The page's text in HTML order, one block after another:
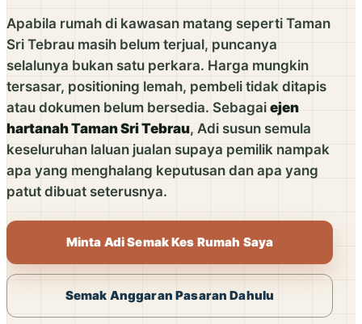
Apabila rumah di kawasan matang seperti Taman
Sri Tebrau masih belum terjual, puncanya
selalunya bukan satu perkara. Harga mungkin
tersasar, positioning lemah, pembeli tidak ditapis
atau dokumen belum bersedia. Sebagai ejen
hartanah Taman Sri Tebrau, Adi susun semula
keseluruhan laluan jualan supaya pemilik nampak
apa yang menghalang keputusan dan apa yang
patut dibuat seterusnya.
Minta Adi Semak Kes Rumah Saya
Semak Anggaran Pasaran Dahulu